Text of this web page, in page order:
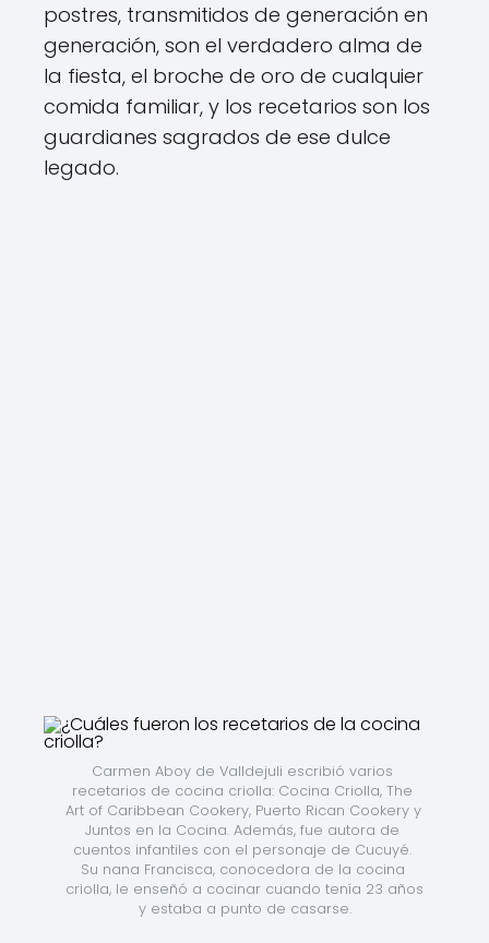
postres, transmitidos de generación en
generación, son el verdadero alma de
la fiesta, el broche de oro de cualquier
comida familiar, y los recetarios son los
guardianes sagrados de ese dulce
legado.
Carmen Aboy de Valldejuli escribió varios
recetarios de cocina criolla: Cocina Criolla, The
Art of Caribbean Cookery, Puerto Rican Cookery y
Juntos en la Cocina. Además, fue autora de
cuentos infantiles con el personaje de Cucuyé.
Su nana Francisca, conocedora de la cocina
criolla, le enseñó a cocinar cuando tenía 23 años
y estaba a punto de casarse.